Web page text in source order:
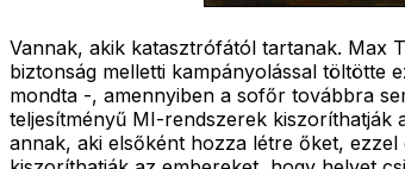
Vannak, akik katasztrófától tartanak. Max
biztonság melletti kampányolással töltötte
mondta -, amennyiben a sofőr továbbra
teljesítményű MI-rendszerek kiszoríthatják
annak, aki elsőként hozza létre őket,